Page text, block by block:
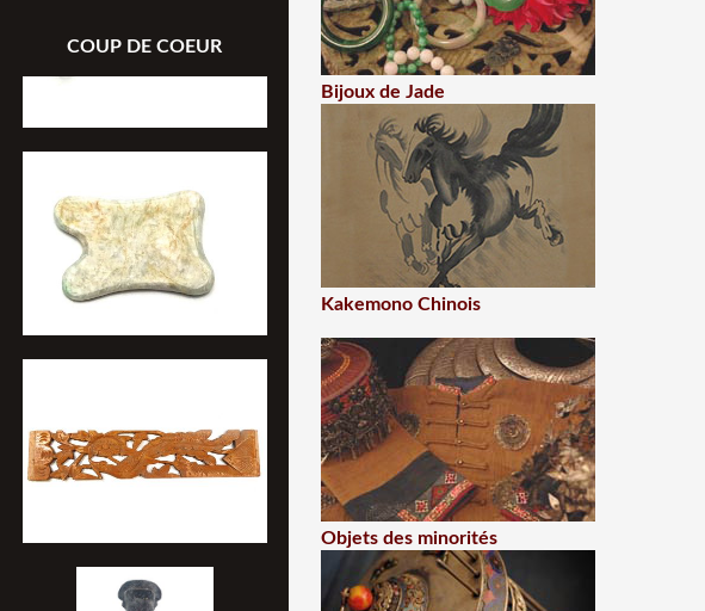
COUP DE COEUR
Bijoux de Jade
Kakemono Chinois
Objets des minorités